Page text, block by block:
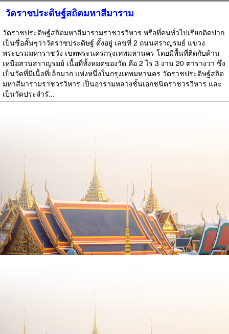
วัดราชประดิษฐ์สถิตมหาสีมาราม
วัดราชประดิษฐ์สถิตมหาสีมารามราชวรวิหาร หรือที่คนทั่วไปเรียกติดปาก
เป็นชื่อสั้นๆว่าวัดราชประดิษฐ์ ตั้งอยู่ เลขที่ 2 ถนนสราญรมย์ แขวง
พระบรมมหาราชวัง เขตพระนครกรุงเทพมหานคร โดยมีพื้นที่ติดกับด้าน
เหนือสวนสราญรมย์ เนื้อที่ทั้งหมดของวัด คือ 2 ไร่ 3 งาน 20 ตารางวา ซึ่ง
เป็นวัดที่มีเนื้อที่เล็กมาก แห่งหนึ่งในกรุงเทพมหานคร วัดราชประดิษฐ์สถิต
มหาสีมารามราชวรวิหาร เป็นอารามหลวงชั้นเอกชนิดราชวรวิหาร และ
เป็นวัดประจำรั...